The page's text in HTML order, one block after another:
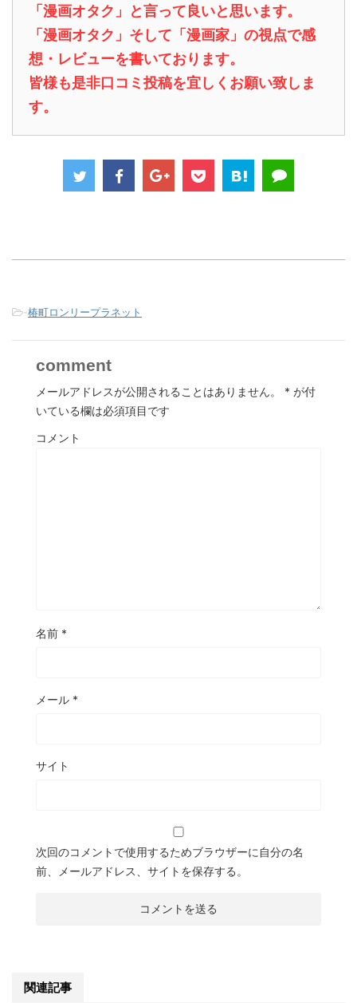
「漫画オタク」と言って良いと思います。
「漫画オタク」そして「漫画家」の視点で感
想・レビューを書いております。
皆様も是非口コミ投稿を宜しくお願い致しま
す。
-椿町ロンリープラネット
comment
メールアドレスが公開されることはありません。 * が付
いている欄は必須項目です
コメント
名前 *
メール *
サイト
次回のコメントで使用するためブラウザーに自分の名
前、メールアドレス、サイトを保存する。
関連記事